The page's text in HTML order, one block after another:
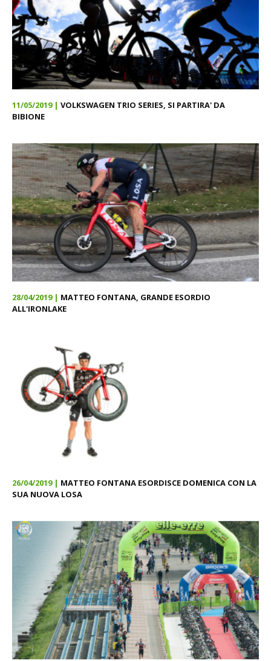
11/05/2019 | VOLKSWAGEN TRIO SERIES, SI PARTIRA' DA
BIBIONE
28/04/2019 | MATTEO FONTANA, GRANDE ESORDIO
ALL'IRONLAKE
26/04/2019 | MATTEO FONTANA ESORDISCE DOMENICA CON LA
SUA NUOVA LOSA